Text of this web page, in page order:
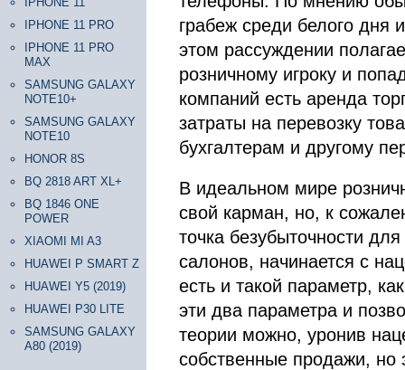
IPHONE 11 PRO
IPHONE 11 PRO
MAX
SAMSUNG GALAXY
NOTE10+
SAMSUNG GALAXY
NOTE10
HONOR 8S
BQ 2818 ART XL+
BQ 1846 ONE
POWER
XIAOMI MI A3
HUAWEI P SMART Z
HUAWEI Y5 (2019)
HUAWEI P30 LITE
SAMSUNG GALAXY
A80 (2019)
грабеж среди белого дня
этом рассуждении
розничному игроку и
компаний есть аренда
затраты на перевозку
бухгалтерам и другому
В идеальном мире
свой карман, но, к
точка безубыточности
салонов, начинается с
есть и такой параметр,
эти два параметра и
теории можно, уронив
собственные продажи, но